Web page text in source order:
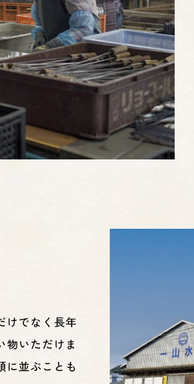
けでなく長年
物いただけま
に並ぶことも